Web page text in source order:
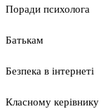
Поради психолога
Батькам
Безпека в інтернеті
Класному керівнику